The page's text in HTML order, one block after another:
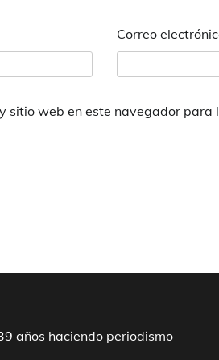
Correo
sitio web en este navegador
años haciendo periodismo